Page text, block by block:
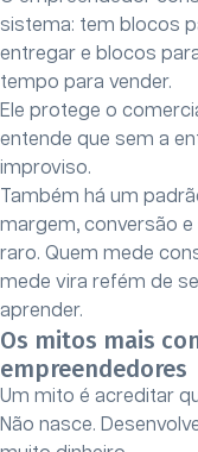
sistema: tem blocos
entregar e blocos
tempo para vender.
Ele protege o
entende que sem a
improviso.
Também há um
margem, conversão
raro. Quem mede
mede vira refém de
aprender.
Os mitos mais
empreendedores
Um mito é acreditar
Não nasce.